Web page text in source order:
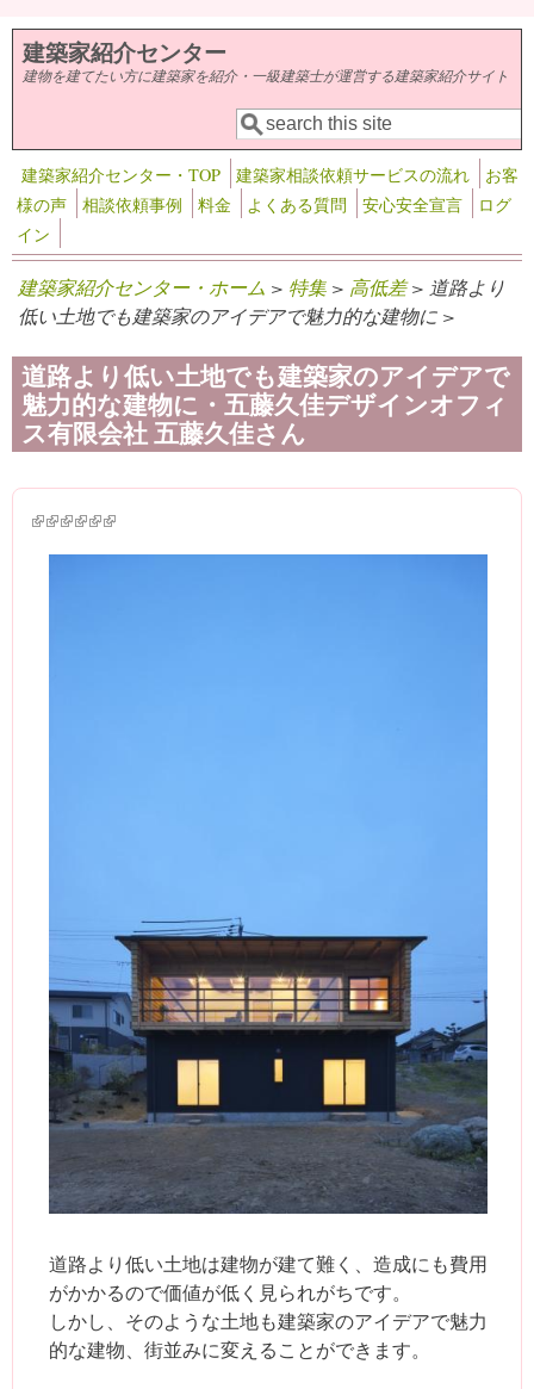
メインコンテンツに移動
建築家紹介センター
建物を建てたい方に建築家を紹介・一級建築士が運営する建築家紹介サイト
検索フォーム
検索
建築家紹介センター・TOP 建築家相談依頼サービスの流れ
お客
様の声
相談依頼事例 料金 よくある質問 安心安全宣言
ログ
イン
建築家紹介センター・ホーム > 特集 > 高低差> 道路より
低い土地でも建築家のアイデアで魅力的な建物に >
道路より低い土地でも建築家のアイデアで
魅力的な建物に・五藤久佳デザインオフィ
ス有限会社 五藤久佳さん
(link is external)
(link is external)
(link is external)
(link is external)
(link is external)
(link is external)
道路より低い土地は建物が建て難く、造成にも費用
がかかるので価値が低く見られがちです。
しかし、そのような土地も建築家のアイデアで魅力
的な建物、街並みに変えることができます。